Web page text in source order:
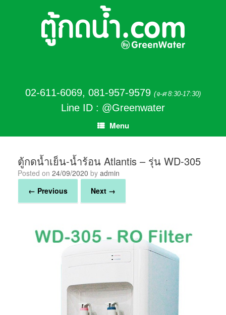
02-611-6069, 081-957-9579 (จ-ศ 8:30-17:30)
Line ID : @Greenwater
Menu
ตู้กดน้ำเย็น-น้ำร้อน Atlantis – รุ่น WD-305
Posted on 24/09/2020 by admin
← Previous
Next →